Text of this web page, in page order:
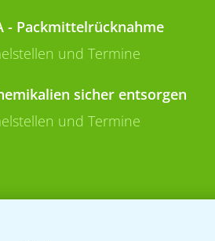
- Packmittelrücknahme
und Termine
sicher entsorgen
und Termine